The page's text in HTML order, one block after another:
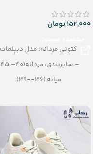
152,000تومان
کتونی مردانه: مدل دیپلمات
– سایزبندی: مردانه(40– 45)
میانه (36--39)
– تعداد در کارتن: 12 جفت
_جنس: پی یو تزریقی